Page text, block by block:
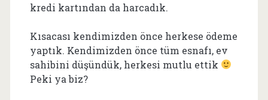
kredi kartından da harcadık.
Kısacası kendimizden önce herkese ödeme
yaptık. Kendimizden önce tüm esnafı, ev
sahibini düşündük, herkesi mutlu ettik
Peki ya biz?